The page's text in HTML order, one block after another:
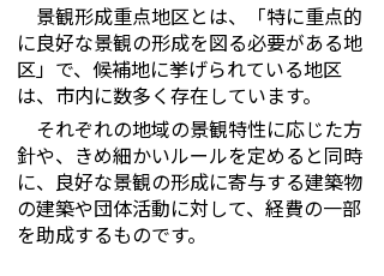
景観形成重点地区とは、「特に重点的
に良好な景観の形成を図る必要がある地
区」で、候補地に挙げられている地区
は、市内に数多く存在しています。
それぞれの地域の景観特性に応じた方
針や、きめ細かいルールを定めると同時
に、良好な景観の形成に寄与する建築物
の建築や団体活動に対して、経費の一部
を助成するものです。